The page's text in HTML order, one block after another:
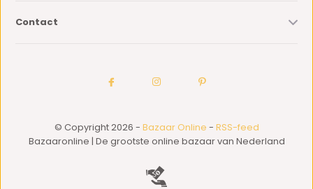
Contact
© Copyright 2026 - Bazaar Online - RSS-feed
Bazaaronline | De grootste online bazaar van Nederland